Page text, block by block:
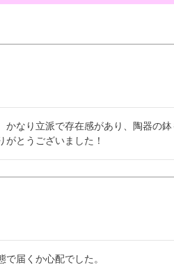
なり立派で存在感があり、陶器の
とうございました！
届くか心配でした。